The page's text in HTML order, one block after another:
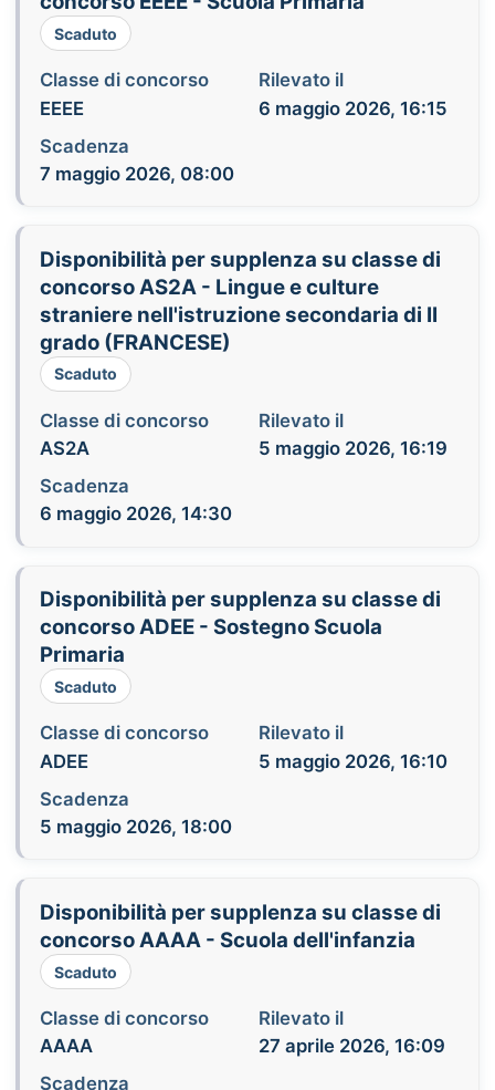
Scaduto
Classe di concorso
EEEE
Rilevato il
6 maggio 2026, 16:15
Scadenza
7 maggio 2026, 08:00
Disponibilità per supplenza su classe di
concorso AS2A - Lingue e culture
straniere nell'istruzione secondaria di II
grado (FRANCESE)
Scaduto
Classe di concorso
AS2A
Rilevato il
5 maggio 2026, 16:19
Scadenza
6 maggio 2026, 14:30
Disponibilità per supplenza su classe di
concorso ADEE - Sostegno Scuola
Primaria
Scaduto
Classe di concorso
ADEE
Rilevato il
5 maggio 2026, 16:10
Scadenza
5 maggio 2026, 18:00
Disponibilità per supplenza su classe di
concorso AAAA - Scuola dell'infanzia
Scaduto
Classe di concorso
AAAA
Rilevato il
27 aprile 2026, 16:09
Scadenza